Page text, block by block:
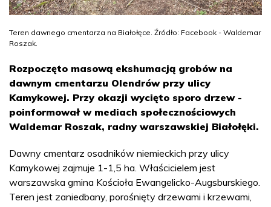
Teren dawnego cmentarza na Białołęce. Źródło: Facebook - Waldemar
Roszak.
Rozpoczęto masową ekshumacją grobów na
dawnym cmentarzu Olendrów przy ulicy
Kamykowej. Przy okazji wycięto sporo drzew -
poinformował w mediach społecznościowych
Waldemar Roszak, radny warszawskiej Białołęki.
Dawny cmentarz osadników niemieckich przy ulicy
Kamykowej zajmuje 1-1,5 ha. Właścicielem jest
warszawska gmina Kościoła Ewangelicko-Augsburskiego.
Teren jest zaniedbany, porośnięty drzewami i krzewami,